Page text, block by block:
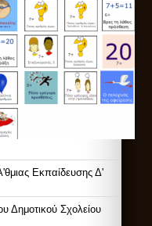
Εκπαίδευσης Δ'
Δημοτικού Σχολείου